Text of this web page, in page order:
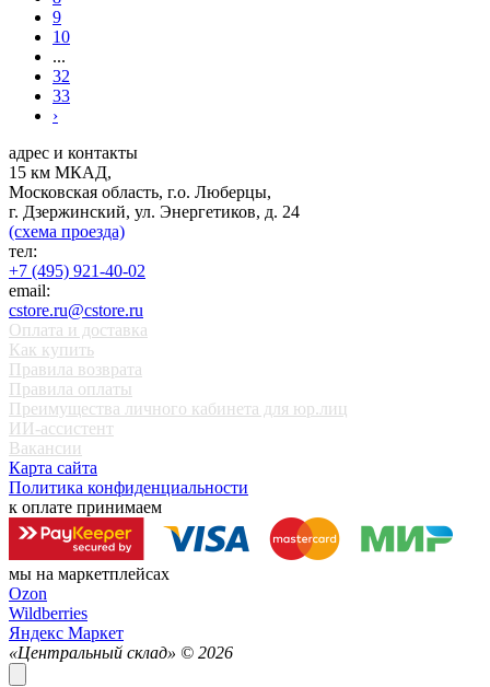
9
10
...
32
33
›
адрес и контакты
15 км МКАД,
Московская область, г.о. Люберцы,
г. Дзержинский, ул. Энергетиков, д. 24
(схема проезда)
тел:
+7 (495) 921-40-02
email:
cstore.ru@cstore.ru
Оплата и доставка
Как купить
Правила возврата
Правила оплаты
Преимущества личного кабинета для юр.лиц
ИИ-ассистент
Вакансии
Карта сайта
Политика конфиденциальности
к оплате принимаем
мы на маркетплейсах
Ozon
Wildberries
Яндекс Маркет
«Центральный склад» © 2026